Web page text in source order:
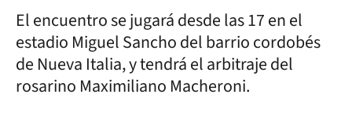
El encuentro se jugará desde las 17 en el
estadio Miguel Sancho del barrio cordobés
de Nueva Italia, y tendrá el arbitraje del
rosarino Maximiliano Macheroni.